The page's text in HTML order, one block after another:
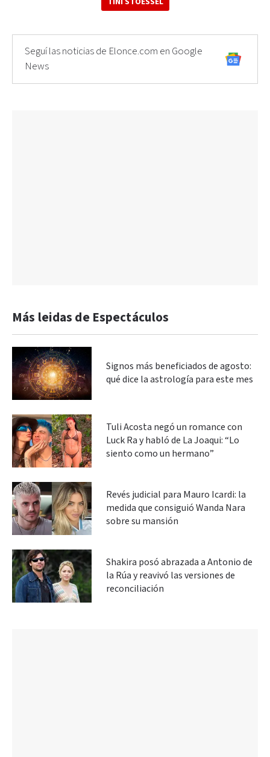
Seguí las noticias de Elonce.com en Google
News
Más leidas de Espectáculos
Signos más beneficiados de agosto:
qué dice la astrología para este mes
Tuli Acosta negó un romance con
Luck Ra y habló de La Joaqui: “Lo
siento como un hermano”
Revés judicial para Mauro Icardi: la
medida que consiguió Wanda Nara
sobre su mansión
Shakira posó abrazada a Antonio de
la Rúa y reavivó las versiones de
reconciliación